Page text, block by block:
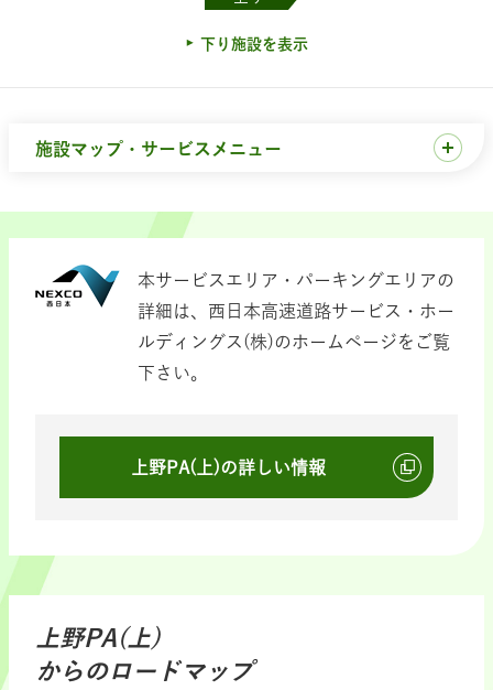
下り施設を表示
施設マップ・サービスメニュー
本サービスエリア・パーキングエリアの
詳細は、西日本高速道路サービス・ホー
ルディングス(株)のホームページをご覧
下さい。
上野PA(上)の詳しい情報
上野PA(上)
からのロードマップ